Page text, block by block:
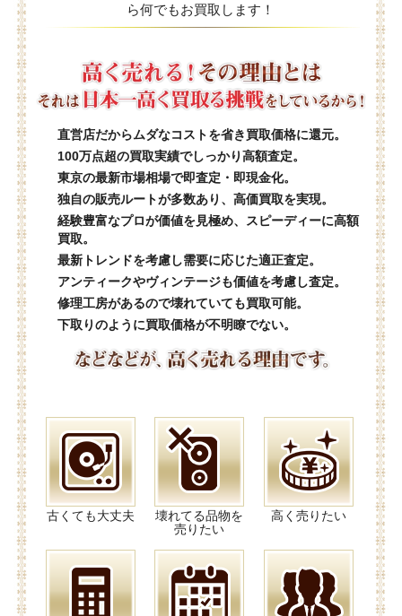
ら何でもお買取します！
直営店だからムダなコストを省き買取価格に還元。
100万点超の買取実績でしっかり高額査定。
東京の最新市場相場で即査定・即現金化。
独自の販売ルートが多数あり、高価買取を実現。
経験豊富なプロが価値を見極め、スピーディーに高額
買取。
最新トレンドを考慮し需要に応じた適正査定。
アンティークやヴィンテージも価値を考慮し査定。
修理工房があるので壊れていても買取可能。
下取りのように買取価格が不明瞭でない。
古くても大丈夫
壊れてる品物を
売りたい
高く売りたい